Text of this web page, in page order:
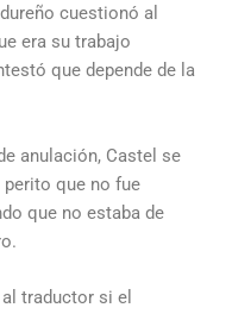
cuestionó al
era su trabajo
que depende de la
anulación, Castel se
que no fue
que no estaba de
traductor si el